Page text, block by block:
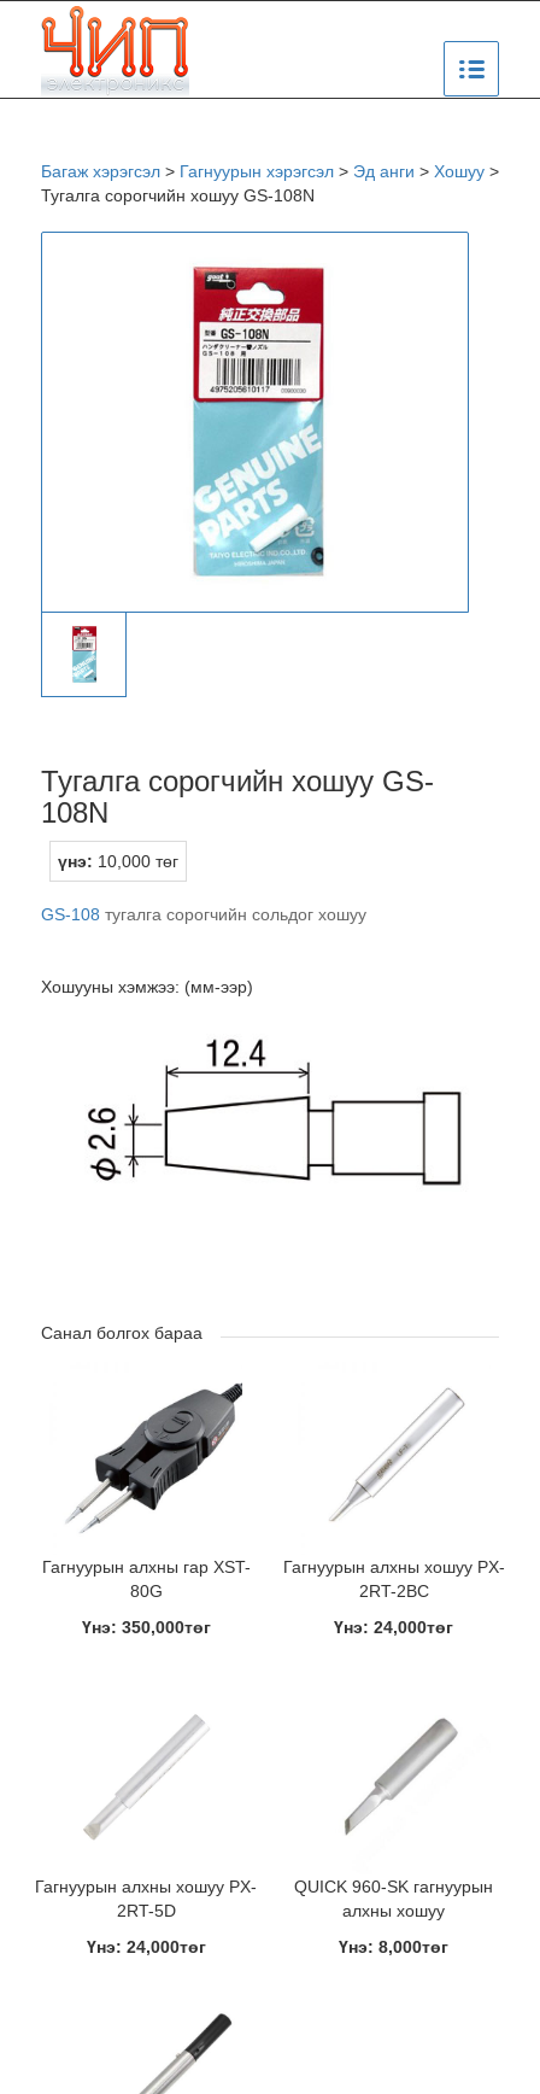
Багаж хэрэгсэл> Гагнуурын хэрэгсэл> Эд анги > Хошуу>
Тугалга сорогчийн хошуу GS-108N
Тугалга сорогчийн хошуу GS-
108N
үнэ: 10,000 төг
GS-108 тугалга сорогчийн сольдог хошуу
Хошууны хэмжээ: (мм-ээр)
Санал болгох бараа
Гагнуурын алхны гар XST-
80G
Үнэ: 350,000төг
Гагнуурын алхны хошуу PX-
2RT-2BC
Үнэ: 24,000төг
Гагнуурын алхны хошуу PX-
2RT-5D
Үнэ: 24,000төг
QUICK 960-SK гагнуурын
алхны хошуу
Үнэ: 8,000төг